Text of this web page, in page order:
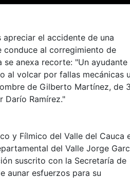
el accidente de una
conduce al corregimiento de
anexa recorte: "Un ayudante
al volcar por fallas mecánicas
de Gilberto Martínez, de
Darío Ramírez."
y Fílmico del Valle del Cauca
del Valle Jorge
suscrito con la Secretaría de
aunar esfuerzos para su